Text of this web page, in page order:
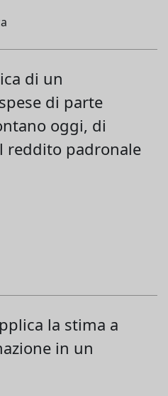
di un
di parte
oggi, di
reddito padronale
la stima a
in un